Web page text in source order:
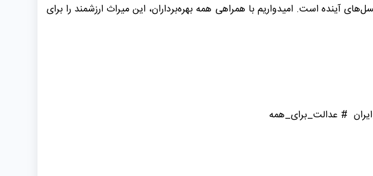
است. امیدواریم با همراهی همه بهره‌برداران، این میراث ارزشمند را برای
# عدالت_برای_همه